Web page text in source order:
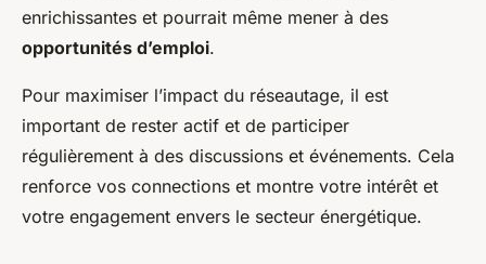
enrichissantes et pourrait même mener à des
opportunités d’emploi.
Pour maximiser l’impact du réseautage, il est
important de rester actif et de participer
régulièrement à des discussions et événements. Cela
renforce vos connections et montre votre intérêt et
votre engagement envers le secteur énergétique.